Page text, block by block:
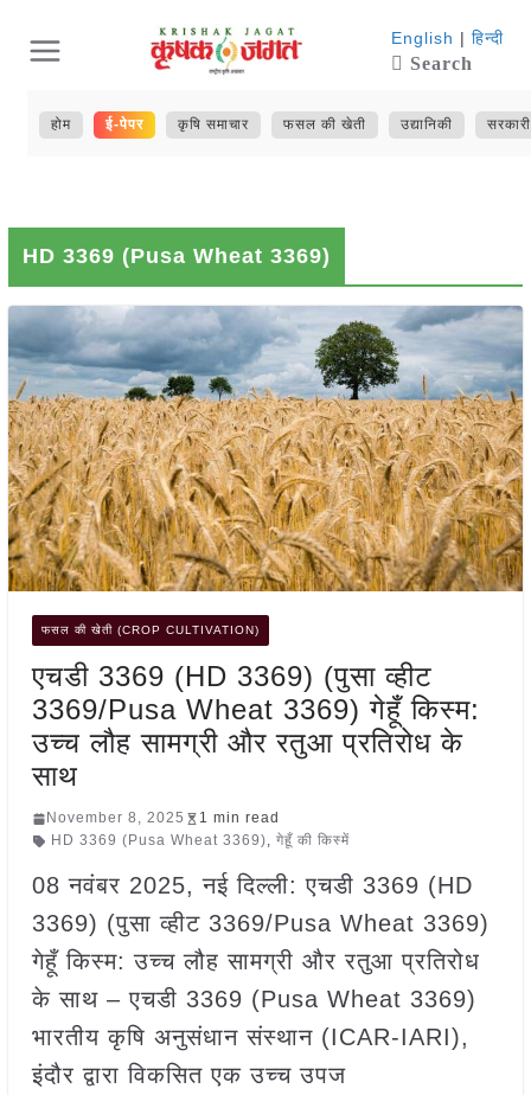
content
English | हिन्दी
Search
होम ई-पेपर कृषि समाचार फसल की खेती उद्यानिकी
HD 3369 (Pusa Wheat 3369)
फसल की खेती (CROP CULTIVATION)
एचडी 3369 (HD 3369) (पुसा व्हीट
3369/Pusa Wheat 3369) गेहूँ किस्म:
उच्च लौह सामग्री और रतुआ प्रतिरोध के
साथ
November 8, 2025
1 min read
HD 3369 (Pusa Wheat 3369), गेहूँ की किस्में
08 नवंबर 2025, नई दिल्ली: एचडी 3369 (HD
3369) (पुसा व्हीट 3369/Pusa Wheat 3369)
गेहूँ किस्म: उच्च लौह सामग्री और रतुआ प्रतिरोध
के साथ – एचडी 3369 (Pusa Wheat 3369)
भारतीय कृषि अनुसंधान संस्थान (ICAR-IARI),
इंदौर द्वारा विकसित एक उच्च उपज